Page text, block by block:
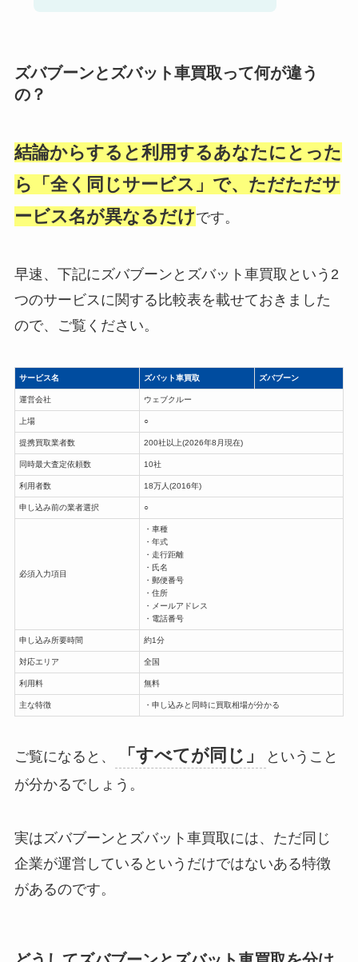
ズバブーンとズバット車買取って何が違う
の？
結論からすると利用するあなたにとった
ら「全く同じサービス」で、ただただサ
ービス名が異なるだけです。
早速、下記にズバブーンとズバット車買取という2
つのサービスに関する比較表を載せておきました
ので、ご覧ください。
サービス名 ズバット車買取 ズバブーン
運営会社 ウェブクルー
上場 ○
提携買取業者数 200社以上(2026年8月現在)
同時最大査定依頼数 10社
利用者数 18万人(2016年)
申し込み前の業者選択 ○
必須入力項目
・車種
・年式
・走行距離
・氏名
・郵便番号
・住所
・メールアドレス
・電話番号
申し込み所要時間 約1分
対応エリア 全国
利用料 無料
主な特徴 ・申し込みと同時に買取相場が分かる
ご覧になると、 「すべてが同じ」
ということ
が分かるでしょう。
実はズバブーンとズバット車買取には、ただ同じ
企業が運営しているというだけではないある特徴
があるのです。